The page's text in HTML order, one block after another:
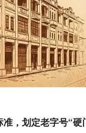
准，划定老字号“硬